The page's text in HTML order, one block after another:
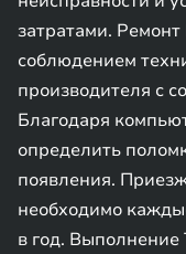
затратами.
соблюдением
производителя с
Благодаря
определить
появления.
необходимо
в год.